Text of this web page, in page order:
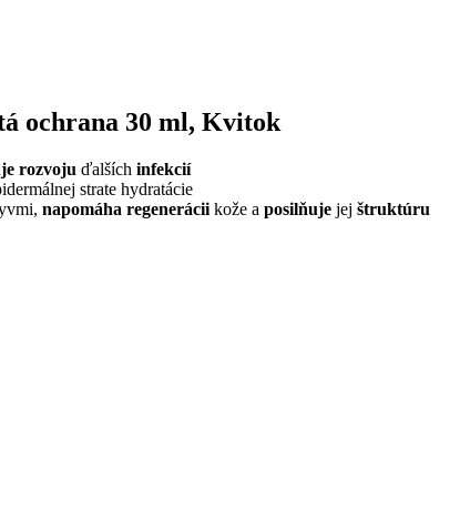
ochrana 30 ml, Kvitok
rozvoju ďalších infekcií
strate hydratácie
napomáha regenerácii kože a posilňuje jej štruktúru